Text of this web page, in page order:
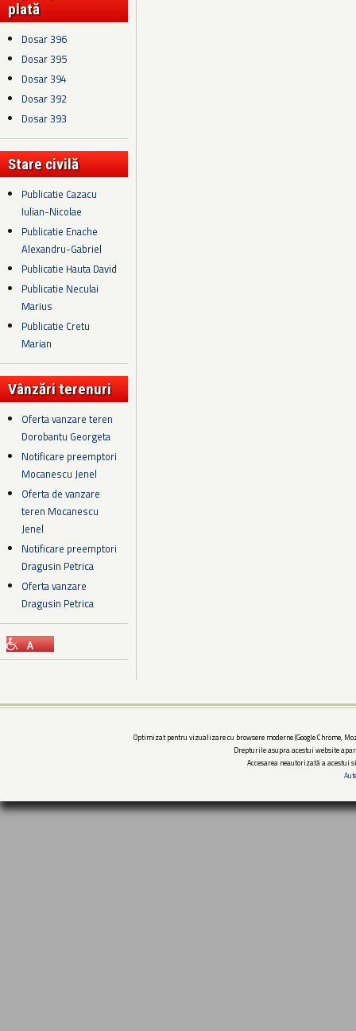
plată
Dosar 396
Dosar 395
Dosar 394
Dosar 392
Dosar 393
Stare civilă
Publicatie Cazacu
Iulian-Nicolae
Publicatie Enache
Alexandru-Gabriel
Publicatie Hauta David
Publicatie Neculai
Marius
Publicatie Cretu
Marian
Vânzări terenuri
Oferta vanzare teren
Dorobantu Georgeta
Notificare preemptori
Mocanescu Jenel
Oferta de vanzare
teren Mocanescu
Jenel
Notificare preemptori
Dragusin Petrica
Oferta vanzare
Dragusin Petrica
Optimizat pentru vizualizare cu browsere moderne (Google Chrome,
Drepturile asupra acestui website
Accesarea neautorizată a acestui